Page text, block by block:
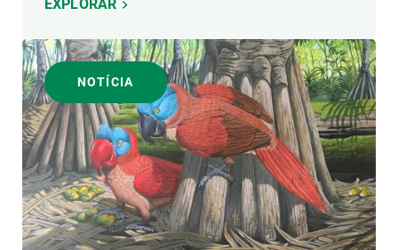
EXPLORAR
NOTÍCIA